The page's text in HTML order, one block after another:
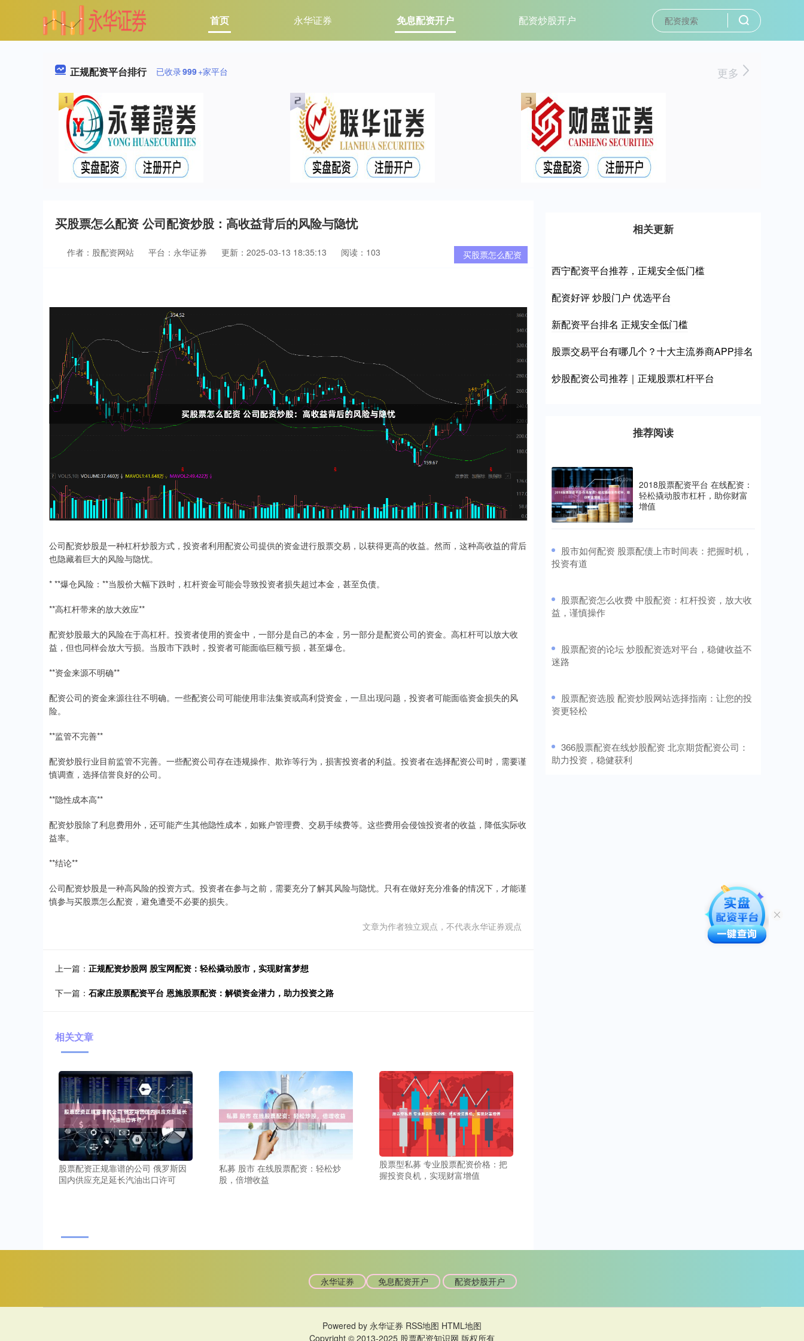
首页 永华证券 免息配资开户 配资炒股开户
正规配资平台排行 已收录999+家平台 更多
买股票怎么配资 公司配资炒股：高收益背后的风险与隐忧
买股票怎么配资
作者：股配资网站 平台：永华证券 更新：2025-03-13 18:35:13 阅读：103
公司配资炒股是一种杠杆炒股方式，投资者利用配资公司提供的资金进行股票交易，以获得更高的收益。然而，这种高收益的背后
也隐藏着巨大的风险与隐忧。
* **爆仓风险：**当股价大幅下跌时，杠杆资金可能会导致投资者损失超过本金，甚至负债。
**高杠杆带来的放大效应**
配资炒股最大的风险在于高杠杆。投资者使用的资金中，一部分是自己的本金，另一部分是配资公司的资金。高杠杆可以放大收
益，但也同样会放大亏损。当股市下跌时，投资者可能面临巨额亏损，甚至爆仓。
**资金来源不明确**
配资公司的资金来源往往不明确。一些配资公司可能使用非法集资或高利贷资金，一旦出现问题，投资者可能面临资金损失的风
险。
**监管不完善**
配资炒股行业目前监管不完善。一些配资公司存在违规操作、欺诈等行为，损害投资者的利益。投资者在选择配资公司时，需要谨
慎调查，选择信誉良好的公司。
**隐性成本高**
配资炒股除了利息费用外，还可能产生其他隐性成本，如账户管理费、交易手续费等。这些费用会侵蚀投资者的收益，降低实际收
益率。
**结论**
公司配资炒股是一种高风险的投资方式。投资者在参与之前，需要充分了解其风险与隐忧。只有在做好充分准备的情况下，才能谨
慎参与买股票怎么配资，避免遭受不必要的损失。
文章为作者独立观点，不代表永华证券观点
上一篇： 正规配资炒股网 股宝网配资：轻松撬动股市，实现财富梦想
下一篇： 石家庄股票配资平台 恩施股票配资：解锁资金潜力，助力投资之路
相关文章
股票配资正规靠谱的公司 俄罗斯因
国内供应充足延长汽油出口许可
私募 股市 在线股票配资：轻松炒
股，倍增收益
股票型私募 专业股票配资价格：把
握投资良机，实现财富增值
相关更新
西宁配资平台推荐，正规安全低门槛
配资好评 炒股门户 优选平台
新配资平台排名 正规安全低门槛
股票交易平台有哪几个？十大主流券商APP排名
炒股配资公司推荐｜正规股票杠杆平台
推荐阅读
2018股票配资平台 在线配资：
轻松撬动股市杠杆，助你财富
增值
​股市如何配资 股票配债上市时间表：把握时机，
投资有道
​股票配资怎么收费 中股配资：杠杆投资，放大收
益，谨慎操作
​股票配资的论坛 炒股配资选对平台，稳健收益不
迷路
​股票配资选股 配资炒股网站选择指南：让您的投
资更轻松
​366股票配资在线炒股配资 北京期货配资公司：
助力投资，稳健获利
永华证券 免息配资开户 配资炒股开户
Powered by 永华证券 RSS地图 HTML地图
Copyright © 2013-2025 股票配资知识网 版权所有